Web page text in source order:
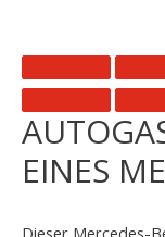
EINES
Dieser Mercedes-